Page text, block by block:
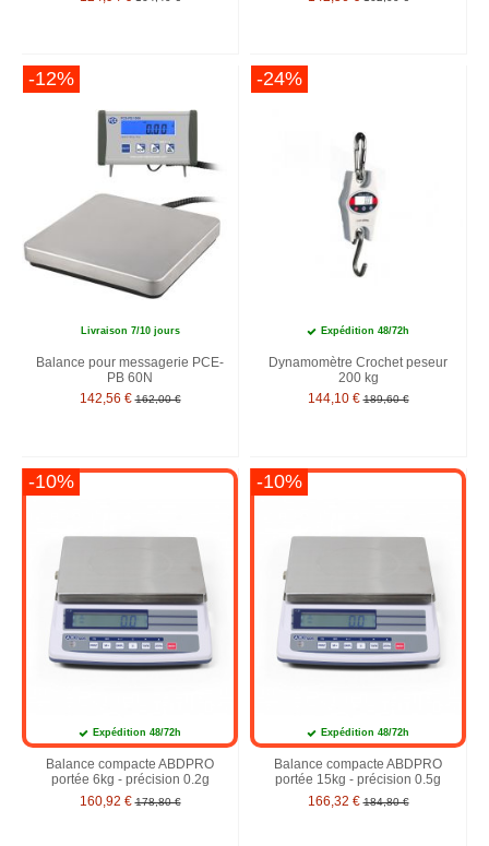
-12%
Livraison 7/10 jours
Balance pour messagerie PCE-
PB 60N
142,56 € 162,00 €
-24%
Expédition 48/72h
Dynamomètre Crochet peseur
200 kg
144,10 € 189,60 €
-10%
Expédition 48/72h
Balance compacte ABDPRO
portée 6kg - précision 0.2g
160,92 € 178,80 €
-10%
Expédition 48/72h
Balance compacte ABDPRO
portée 15kg - précision 0.5g
166,32 € 184,80 €